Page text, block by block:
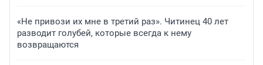
«Не привози их мне в третий раз». Читинец 40 лет
разводит голубей, которые всегда к нему
возвращаются